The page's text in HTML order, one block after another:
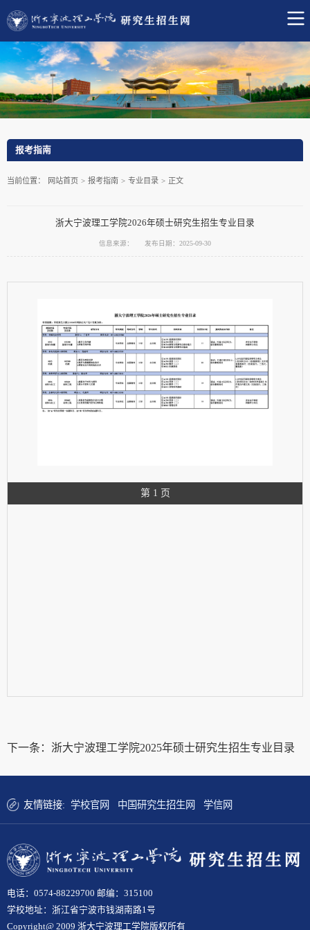
报考指南
当前位置： 网站首页 > 报考指南 > 专业目录 > 正文
浙大宁波理工学院2026年硕士研究生招生专业目录
信息来源： 发布日期：2025-09-30
第 1 页
下一条： 浙大宁波理工学院2025年硕士研究生招生专业目录
友情链接: 学校官网 中国研究生招生网 学信网
电话：0574-88229700 邮编：315100
学校地址：浙江省宁波市钱湖南路1号
Copyright@ 2009 浙大宁波理工学院版权所有